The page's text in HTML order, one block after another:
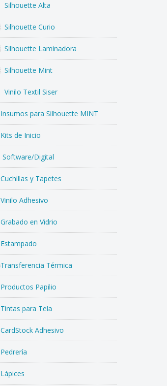
Silhouette Alta
Silhouette Curio
Silhouette Laminadora
Silhouette Mint
Vinilo Textil Siser
Insumos para Silhouette MINT
Kits de Inicio
Software/Digital
Cuchillas y Tapetes
Vinilo Adhesivo
Grabado en Vidrio
Estampado
Transferencia Térmica
Productos Papilio
Tintas para Tela
CardStock Adhesivo
Pedrería
Lápices